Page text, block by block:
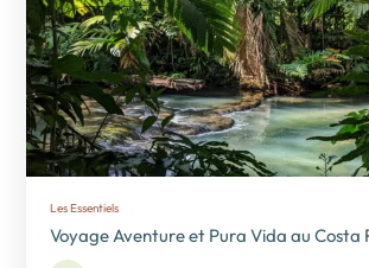
Les Essentiels
Voyage Aventure et Pura Vida au Costa